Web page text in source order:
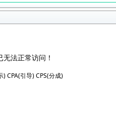
法正常访问！
) CPA(引导) CPS(分成)